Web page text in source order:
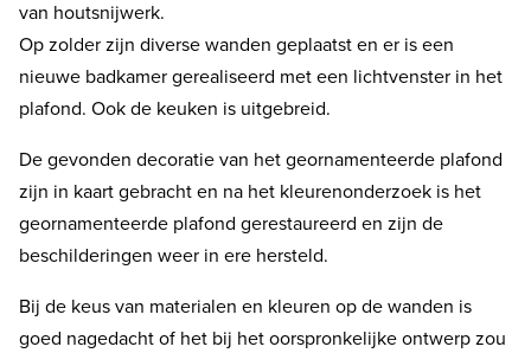
van houtsnijwerk.
Op zolder zijn diverse wanden geplaatst en er is een
nieuwe badkamer gerealiseerd met een lichtvenster in het
plafond. Ook de keuken is uitgebreid.
De gevonden decoratie van het geornamenteerde plafond
zijn in kaart gebracht en na het kleurenonderzoek is het
geornamenteerde plafond gerestaureerd en zijn de
beschilderingen weer in ere hersteld.
Bij de keus van materialen en kleuren op de wanden is
goed nagedacht of het bij het oorspronkelijke ontwerp zou